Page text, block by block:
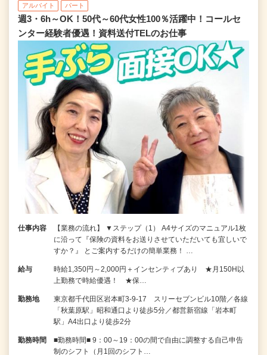
アルバイト パート
週3・6h～OK！50代～60代女性100％活躍中！コールセ
ンター経験者優遇！資料送付TELのお仕事
仕事内容
【業務の流れ】 ▼ステップ（1） A4サイズのマニュアル1枚
に沿って『保険の資料をお送りさせていただいても宜しいで
すか？』 とご案内するだけの簡単業務！ …
給与
時給1,350円～2,000円＋インセンティブあり ★月150H以
上勤務で時給優遇！ ★保…
勤務地
東京都千代田区岩本町3-9-17 スリーセブンビル10階／各線
「秋葉原駅」昭和通口より徒歩5分／都営新宿線「岩本町
駅」A4出口より徒歩2分
勤務時間
■勤務時間■ 9：00～19：00の間で自由に調整する自己申告
制のシフト（月1回のシフト…